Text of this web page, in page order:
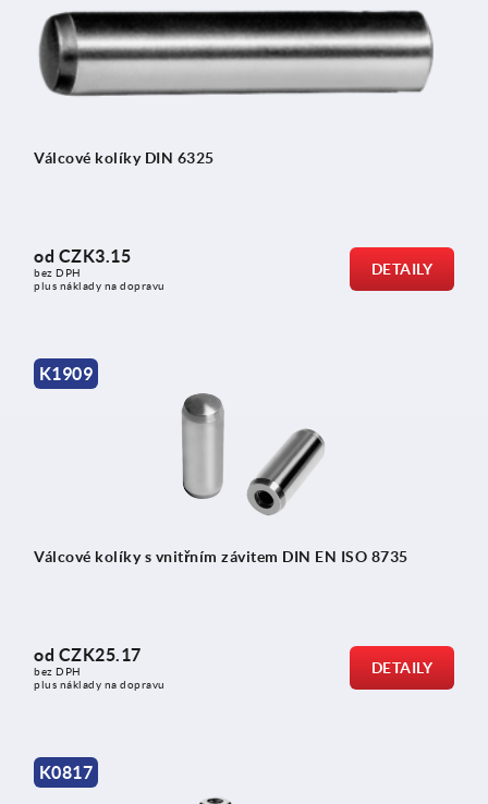
Válcové kolíky DIN 6325
od CZK3.15
bez DPH
plus náklady na dopravu
DETAILY
K1909
Válcové kolíky s vnitřním závitem DIN EN ISO 8735
od CZK25.17
bez DPH
plus náklady na dopravu
DETAILY
K0817